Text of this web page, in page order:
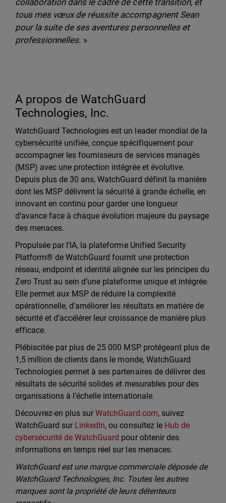
collaboration dans le cadre de cette transition, et
tous mes vœux de réussite accompagnent Sean
pour la suite de ses aventures personnelles et
professionnelles. »
A propos de WatchGuard
Technologies, Inc.
WatchGuard Technologies est un leader mondial de la
cybersécurité unifiée, conçue spécifiquement pour
accompagner les fournisseurs de services managés
(MSP) avec une protection intégrée et évolutive.
Depuis plus de 30 ans, WatchGuard définit la manière
dont les MSP délivrent la sécurité à grande échelle, en
innovant en continu pour garder une longueur
d’avance face à chaque évolution majeure du paysage
des menaces.
Propulsée par l’IA, la plateforme Unified Security
Platform® de WatchGuard fournit une protection
réseau, endpoint et identité alignée sur les principes du
Zero Trust au sein d’une plateforme unique et intégrée.
Elle permet aux MSP de réduire la complexité
opérationnelle, d’améliorer les résultats en matière de
sécurité et d’accélérer leur croissance de manière plus
efficace.
Plébiscitée par plus de 25 000 MSP protégeant plus de
1,5 million de clients dans le monde, WatchGuard
Technologies permet à ses partenaires de délivrer des
résultats de sécurité solides et mesurables pour des
organisations à l’échelle internationale.
Découvrez-en plus surWatchGuard.com, suivez
WatchGuard sur LinkedIn, ou consultez le Hub de
cybersécurité de WatchGuard pour obtenir des
informations en temps réel sur les menaces.
WatchGuard est une marque commerciale déposée de
WatchGuard Technologies, Inc. Toutes les autres
marques sont la propriété de leurs détenteurs